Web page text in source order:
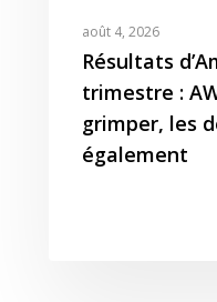
août 4, 2026
Résultats
trimestre :
grimper, les
également